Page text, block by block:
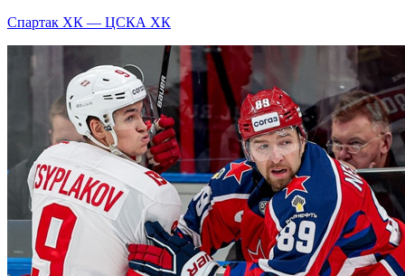
Спартак ХК — ЦСКА ХК